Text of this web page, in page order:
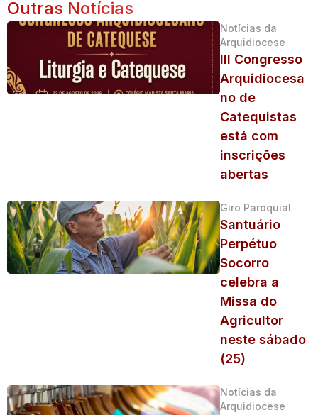
Outras Notícias
Notícias da
Arquidiocese
III Congresso
Arquidiocesa
no de
Catequistas
está com
inscrições
abertas
Giro Paroquial
Santuário
Perpétuo
Socorro
celebra a
Missa do
Agricultor
neste sábado
(25)
Notícias da
Arquidiocese